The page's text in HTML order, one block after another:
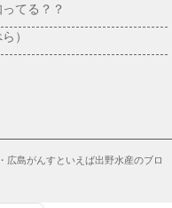
てる？？
）
広島がんすといえば出野水産のブロ